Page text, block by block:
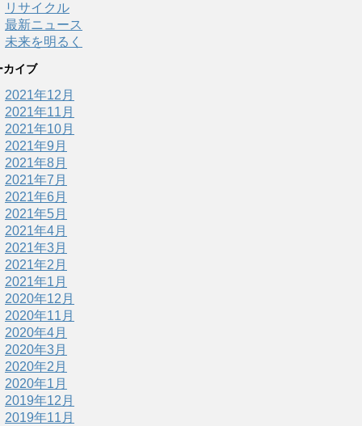
リサイクル
最新ニュース
未来を明るく
カイブ
2021年12月
2021年11月
2021年10月
2021年9月
2021年8月
2021年7月
2021年6月
2021年5月
2021年4月
2021年3月
2021年2月
2021年1月
2020年12月
2020年11月
2020年4月
2020年3月
2020年2月
2020年1月
2019年12月
2019年11月